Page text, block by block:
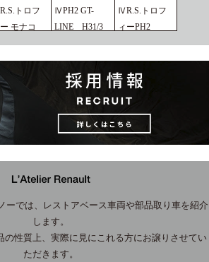
トロフ
モナコ
H29/3
2026.02.25
ⅣPH2 GT-
LINE H31/3
2026.02.25
ⅣR.S.トロフ
ィーPH2
R5/6
2026.02.25
ーでは、レストアベース車両や部品取り車を紹介
します。
の性質上、実際に見にこれる方にお譲りさせてい
ただきます。